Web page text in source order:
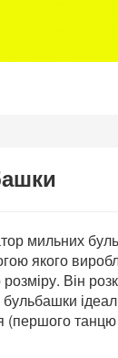
мильних
якого
розміру. Він
(першого